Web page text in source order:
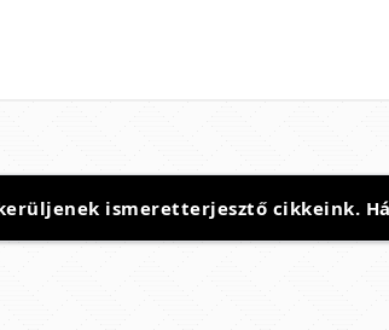
ismeretterjesztő cikkeink.